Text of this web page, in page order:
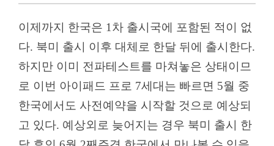
이제까지 한국은 1차 출시국에 포함된 적이 없
다. 북미 출시 이후 대체로 한달 뒤에 출시한다.
하지만 이미 전파테스트를 마쳐놓은 상태이므
로 이번 아이패드 프로 7세대는 빠르면 5월 중
한국에서도 사전예약을 시작할 것으로 예상되
고 있다. 예상외로 늦어지는 경우 북미 출시 한